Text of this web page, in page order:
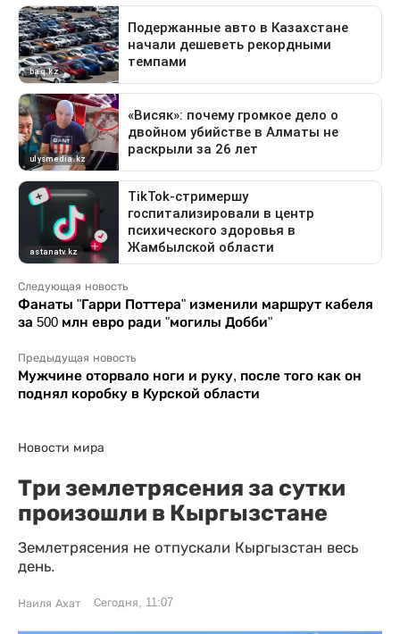
Следующая новость
Фанаты "Гарри Поттера" изменили маршрут кабеля
за 500 млн евро ради "могилы Добби"
Предыдущая новость
Мужчине оторвало ноги и руку, после того как он
поднял коробку в Курской области
Новости мира
Три землетрясения за сутки
произошли в Кыргызстане
Землетрясения не отпускали Кыргызстан весь
день.
Наиля Ахат Сегодня, 11:07